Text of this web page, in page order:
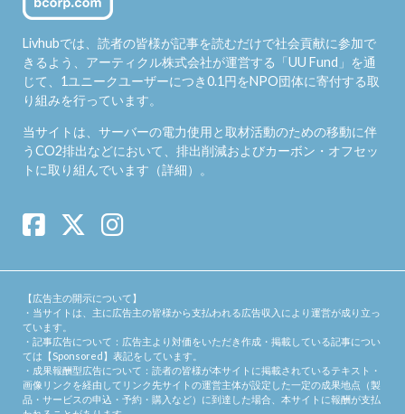
Livhubでは、読者の皆様が記事を読むだけで社会貢献に参加で
きるよう、アーティクル株式会社が運営する「UU Fund 」を通
じて、1ユニークユーザーにつき0.1円をNPO団体に寄付する取
り組みを行っています。
当サイトは、サーバーの電力使用と取材活動のための移動に伴
うCO2排出などにおいて、排出削減およびカーボン・オフセッ
トに取り組んでいます（詳細）。
【広告主の開示について】
・当サイトは、主に広告主の皆様から支払われる広告収入により運営が成り立っ
ています。
・記事広告について：広告主より対価をいただき作成・掲載している記事につい
ては【Sponsored】表記をしています。
・成果報酬型広告について：読者の皆様が本サイトに掲載されているテキスト・
画像リンクを経由してリンク先サイトの運営主体が設定した一定の成果地点（製
品・サービスの申込・予約・購入など）に到達した場合、本サイトに報酬が支払